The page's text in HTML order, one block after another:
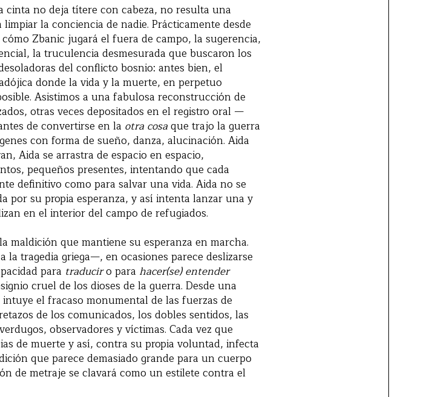
cinta no deja títere con cabeza, no resulta una
la conciencia de nadie. Prácticamente desde
Zbanic jugará el fuera de campo, la sugerencia,
la truculencia desmesurada que buscaron los
del conflicto bosnio: antes bien, el
donde la vida y la muerte, en perpetuo
Asistimos a una fabulosa reconstrucción de
otras veces depositados en el registro oral —
de convertirse en la otra cosaque trajo la guerra
con forma de sueño, danza, alucinación. Aida
Aida se arrastra de espacio en espacio,
pequeños presentes, intentando que cada
definitivo como para salvar una vida. Aida no se
por su propia esperanza, y así intenta lanzar una y
en el interior del campo de refugiados.
maldición que mantiene su esperanza en marcha.
tragedia griega—, en ocasiones parece deslizarse
para traduciro para hacer(se) entender
cruel de los dioses de la guerra. Desde una
el fracaso monumental de las fuerzas de
de los comunicados, los dobles sentidos, las
observadores y víctimas. Cada vez que
de muerte y así, contra su propia voluntad, infecta
que parece demasiado grande para un cuerpo
de metraje se clavará como un estilete contra el